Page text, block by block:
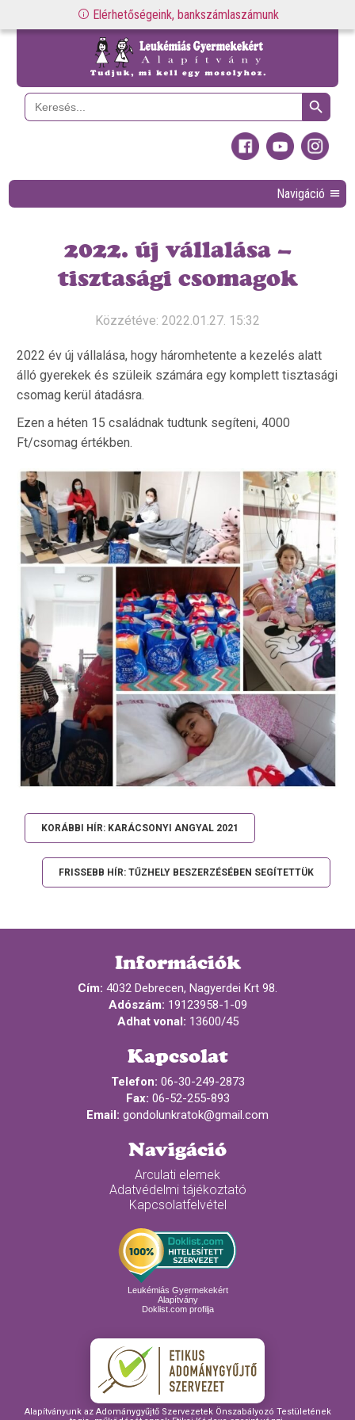
Elérhetőségeink, bankszámlaszámunk
Search
for:
Search Button
Navigáció
2022. új vállalása –
tisztasági csomagok
Közzétéve: 2022.01.27. 15:32
2022 év új vállalása, hogy háromhetente a kezelés alatt
álló gyerekek és szüleik számára egy komplett tisztasági
csomag kerül átadásra.
Ezen a héten 15 családnak tudtunk segíteni, 4000
Ft/csomag értékben.
KORÁBBI HÍR: KARÁCSONYI ANGYAL 2021
FRISSEBB HÍR: TŰZHELY BESZERZÉSÉBEN SEGÍTETTÜK
Információk
Cím: 4032 Debrecen, Nagyerdei Krt 98.
Adószám: 19123958-1-09
Adhat vonal: 13600/45
Kapcsolat
Telefon: 06-30-249-2873
Fax: 06-52-255-893
Email: gondolunkratok@gmail.com
Navigáció
Arculati elemek
Adatvédelmi tájékoztató
Kapcsolatfelvétel
Leukémiás Gyermekekért
Alapítvány
Doklist.com profilja
Alapítványunk az Adománygyűjtő Szervezetek Önszabályozó Testületének